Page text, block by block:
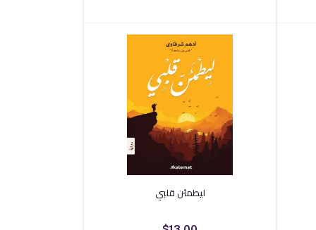
أضف إلى السلة
ليطمئن قلبي